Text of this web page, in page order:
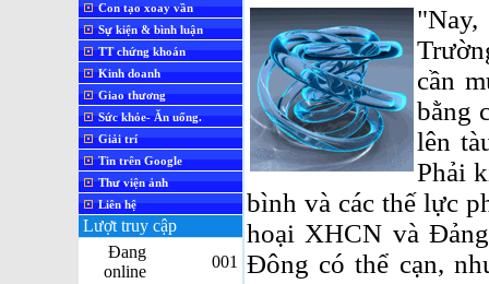
Con tạo xoay vần
Sự kiện & bình luận
TT chứng khoán
Kinh doanh
Giao thương
Sức khỏe- Ăn uống.
Giải trí
Tin trên Google
Thư viện ảnh
Liên hệ
Lượt truy cập
Đang
online
001
cần
bằng
lên
Phải
bình và các thế lực
hoại XHCN và
Đông có thể cạn,